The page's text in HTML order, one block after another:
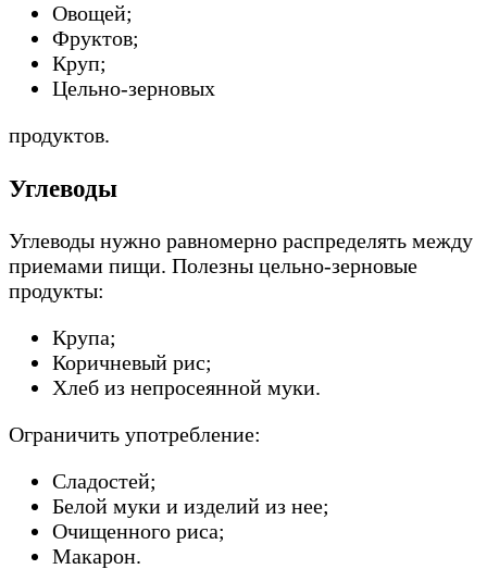
Овощей;
Фруктов;
Круп;
Цельно-зерновых
продуктов.
Углеводы
Углеводы нужно равномерно распределять между
приемами пищи. Полезны цельно-зерновые
продукты:
Крупа;
Коричневый рис;
Хлеб из непросеянной муки.
Ограничить употребление:
Сладостей;
Белой муки и изделий из нее;
Очищенного риса;
Макарон.